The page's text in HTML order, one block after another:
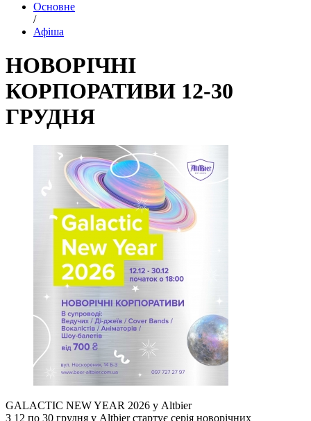
Основне
/
Афіша
НОВОРІЧНІ
КОРПОРАТИВИ 12-30
ГРУДНЯ
GALACTIC NEW YEAR 2026 у Altbier
З 12 по 30 грудня у Altbier стартує серія новорічних